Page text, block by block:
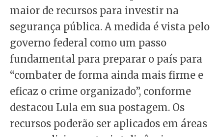
maior de recursos para investir na
segurança pública. A medida é vista pelo
governo federal como um passo
fundamental para preparar o país para
“combater de forma ainda mais firme e
eficaz o crime organizado”, conforme
destacou Lula em sua postagem. Os
recursos poderão ser aplicados em áreas